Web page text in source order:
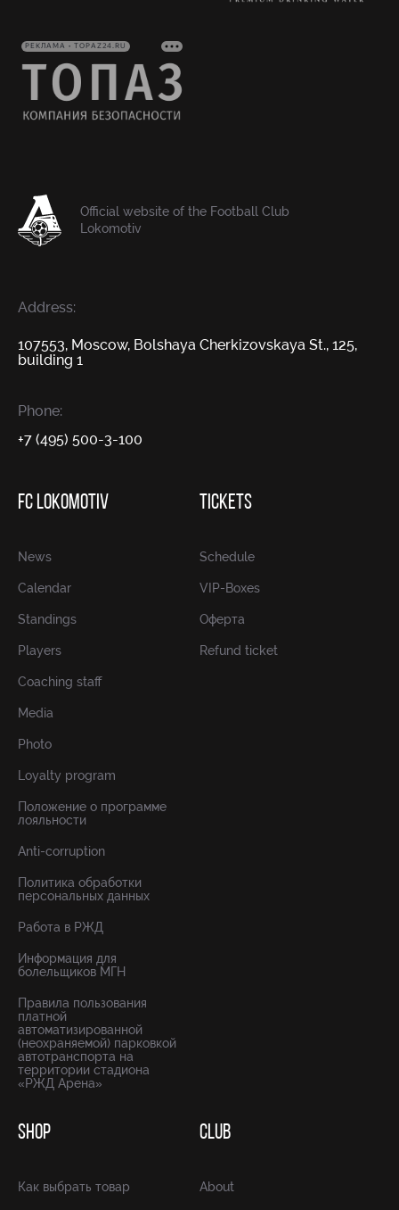
РЕКЛАМА • TOPAZ24.RU
Official website of the Football Club
Lokomotiv
Address:
107553, Moscow, Bolshaya Cherkizovskaya St., 125,
building 1
Phone:
+7 (495) 500-3-100
FC LOKOMOTIV
News
Calendar
Standings
Players
Coaching staff
Media
Photo
Loyalty program
Положение о программе
лояльности
Anti-corruption
Политика обработки
персональных данных
Работа в РЖД
Информация для
болельщиков МГН
Правила пользования
платной
автоматизированной
(неохраняемой) парковкой
автотранспорта на
территории стадиона
«РЖД Арена»
TICKETS
Schedule
VIP-Boxes
Оферта
Refund ticket
SHOP
Как выбрать товар
CLUB
About